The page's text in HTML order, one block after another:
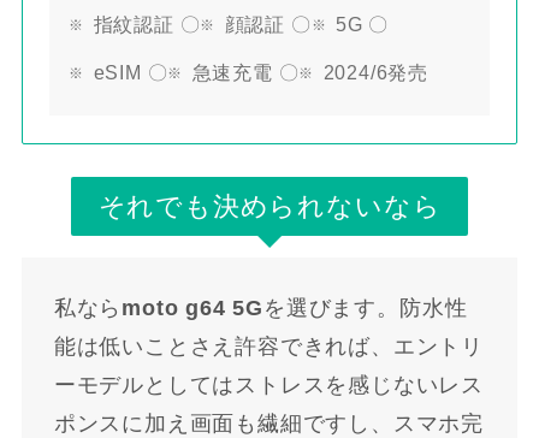
指紋認証 〇 顔認証 〇 5G 〇
eSIM 〇 急速充電 〇 2024/6発売
それでも決められないなら
私なら moto g64 5G を選びます。防水性
能は低いことさえ許容できれば、エントリ
ーモデルとしてはストレスを感じないレス
ポンスに加え画面も繊細ですし、スマホ完